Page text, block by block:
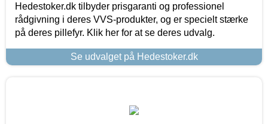
Hedestoker.dk tilbyder prisgaranti og professionel
rådgivning i deres VVS-produkter, og er specielt stærke
på deres pillefyr. Klik her for at se deres udvalg.
Se udvalget på Hedestoker.dk